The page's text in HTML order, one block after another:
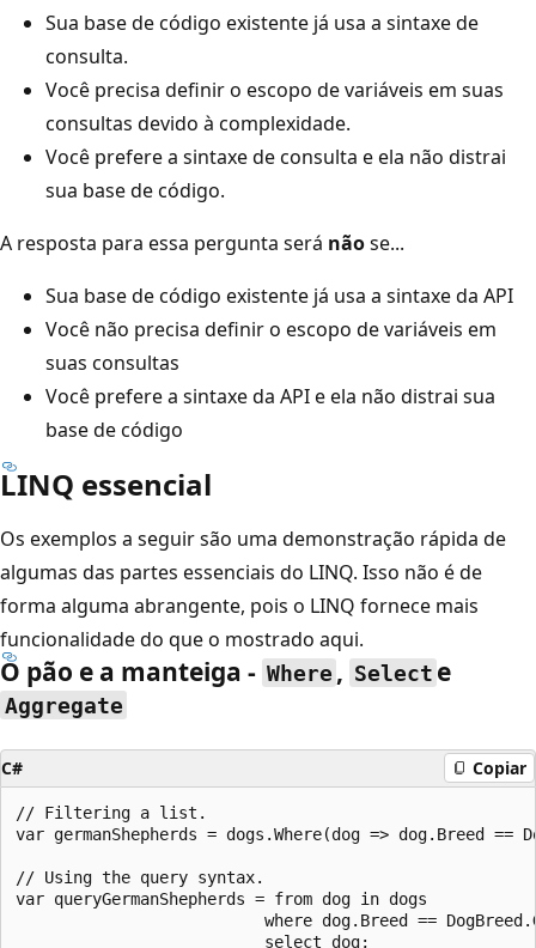
Sua base de código existente já usa a sintaxe de
consulta.
Você precisa definir o escopo de variáveis em suas
consultas devido à complexidade.
Você prefere a sintaxe de consulta e ela não distrai
sua base de código.
A resposta para essa pergunta será nãose...
Sua base de código existente já usa a sintaxe da API
Você não precisa definir o escopo de variáveis em
suas consultas
Você prefere a sintaxe da API e ela não distrai sua
base de código
LINQ essencial
Os exemplos a seguir são uma demonstração rápida de
algumas das partes essenciais do LINQ. Isso não é de
forma alguma abrangente, pois o LINQ fornece mais
funcionalidade do que o mostrado aqui.
O pão e a manteiga - Where , Select e
Aggregate
C# Copiar
// Filtering a list.
var germanShepherds = dogs.Where(dog => dog.Breed ==
// Using the query syntax.
var queryGermanShepherds = from dog in dogs
where dog.Breed ==
                          select dog;